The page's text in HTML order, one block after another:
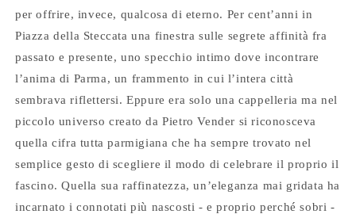
per offrire, invece, qualcosa di eterno. Per cent’anni in
Piazza della Steccata una finestra sulle segrete affinità fra
passato e presente, uno specchio intimo dove incontrare
l’anima di Parma, un frammento in cui l’intera città
sembrava riflettersi. Eppure era solo una cappelleria ma nel
piccolo universo creato da Pietro Vender si riconosceva
quella cifra tutta parmigiana che ha sempre trovato nel
semplice gesto di scegliere il modo di celebrare il proprio il
fascino. Quella sua raffinatezza, un’eleganza mai gridata ha
incarnato i connotati più nascosti - e proprio perché sobri -